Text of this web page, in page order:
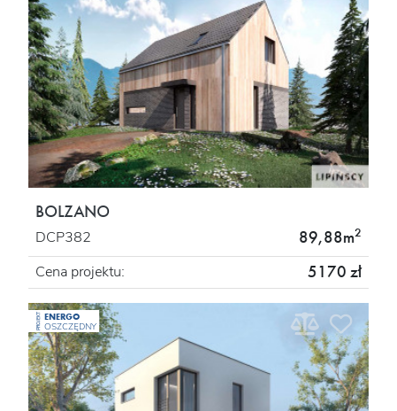
BOLZANO
DCP382 89,88m2
Cena projektu: 5170 zł
PROJEKT ENERGO
OSZCZĘDNY